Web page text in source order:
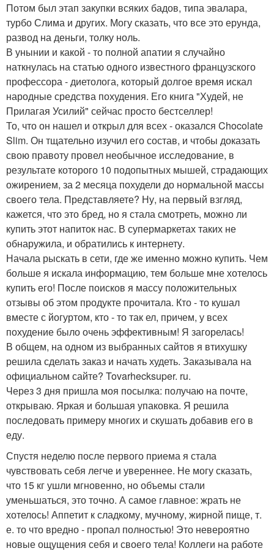
Потом был этап закупки всяких бадов, типа эвалара,
турбо Слима и других. Могу сказать, что все это ерунда,
развод на деньги, толку ноль.
В унынии и какой - то полной апатии я случайно
наткнулась на статью одного известного французского
профессора - диетолога, который долгое время искал
народные средства похудения. Его книга "Худей, не
Прилагая Усилий" сейчас просто бестселлер!
То, что он нашел и открыл для всех - оказался Chocolate
Slim. Он тщательно изучил его состав, и чтобы доказать
свою правоту провел необычное исследование, в
результате которого 10 подопытных мышей, страдающих
ожирением, за 2 месяца похудели до нормальной массы
своего тела. Представляете? Ну, на первый взгляд,
кажется, что это бред, но я стала смотреть, можно ли
купить этот напиток нас. В супермаркетах таких не
обнаружила, и обратились к интернету.
Начала рыскать в сети, где же именно можно купить. Чем
больше я искала информацию, тем больше мне хотелось
купить его! После поисков я массу положительных
отзывы об этом продукте прочитала. Кто - то кушал
вместе с йогуртом, кто - то так ел, причем, у всех
похудение было очень эффективным! Я загорелась!
В общем, на одном из выбранных сайтов я втихушку
решила сделать заказ и начать худеть. Заказывала на
официальном сайте? Tovarhecksuper. ru.
Через 3 дня пришла моя посылка: получаю на почте,
открываю. Яркая и большая упаковка. Я решила
последовать примеру многих и скушать добавив его в
еду.
Спустя неделю после первого приема я стала
чувствовать себя легче и увереннее. Не могу сказать,
что 15 кг ушли мгновенно, но объемы стали
уменьшаться, это точно. А самое главное: жрать не
хотелось! Аппетит к сладкому, мучному, жирной пище, т.
е. то что вредно - пропал полностью! Это невероятно
новые ощущения себя и своего тела! Коллеги на работе